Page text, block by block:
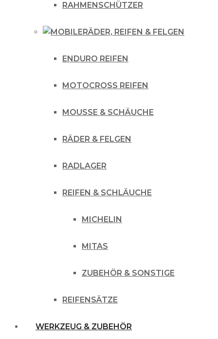
RAHMENSCHÜTZER
RÄDER, REIFEN & FELGEN
ENDURO REIFEN
MOTOCROSS REIFEN
MOUSSE & SCHÄUCHE
RÄDER & FELGEN
RADLAGER
REIFEN & SCHLÄUCHE
MICHELIN
MITAS
ZUBEHÖR & SONSTIGE
REIFENSÄTZE
WERKZEUG & ZUBEHÖR